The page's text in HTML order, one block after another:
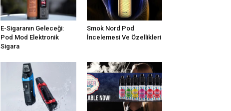
E-Sigaranın Geleceği:
Pod Mod Elektronik
Sigara
Smok Nord Pod
İncelemesi Ve Özellikleri